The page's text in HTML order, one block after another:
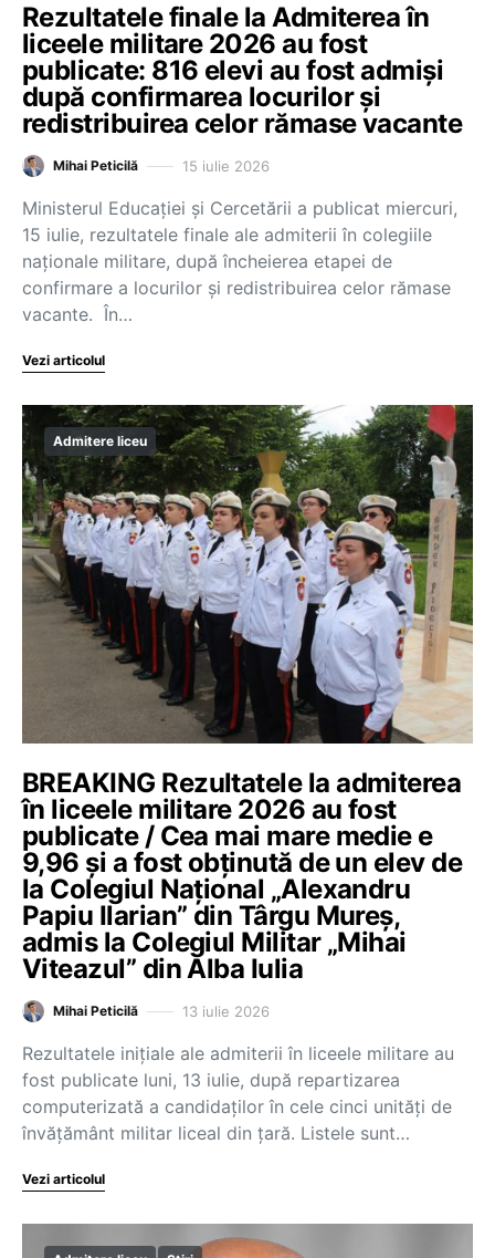
Rezultatele finale la Admiterea în
liceele militare 2026 au fost
publicate: 816 elevi au fost admiși
după confirmarea locurilor și
redistribuirea celor rămase vacante
Mihai Peticilă 15 iulie 2026
Ministerul Educației și Cercetării a publicat miercuri,
15 iulie, rezultatele finale ale admiterii în colegiile
naționale militare, după încheierea etapei de
confirmare a locurilor și redistribuirea celor rămase
vacante. În…
Vezi articolul
Admitere liceu
BREAKING Rezultatele la admiterea
în liceele militare 2026 au fost
publicate / Cea mai mare medie e
9,96 și a fost obținută de un elev de
la Colegiul Național „Alexandru
Papiu Ilarian” din Târgu Mureș,
admis la Colegiul Militar „Mihai
Viteazul” din Alba Iulia
Mihai Peticilă 13 iulie 2026
Rezultatele inițiale ale admiterii în liceele militare au
fost publicate luni, 13 iulie, după repartizarea
computerizată a candidaților în cele cinci unități de
învățământ militar liceal din țară. Listele sunt…
Vezi articolul